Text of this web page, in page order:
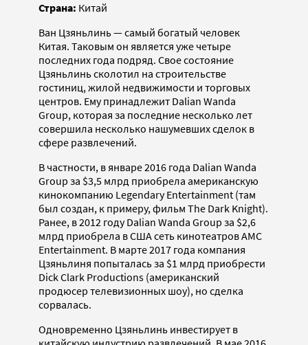
Страна: Китай
Ван Цзяньлинь — самый богатый человек
Китая. Таковым он является уже четыре
последних года подряд. Свое состояние
Цзяньлинь сколотил на строительстве
гостиниц, жилой недвижимости и торговых
центров. Ему принадлежит Dalian Wanda
Group, которая за последние несколько лет
совершила несколько нашумевших сделок в
сфере развлечений.
В частности, в январе 2016 года Dalian Wanda
Group за $3,5 млрд приобрела американскую
кинокомпанию Legendary Entertainment (там
был создан, к примеру, фильм The Dark Knight).
Ранее, в 2012 году Dalian Wanda Group за $2,6
млрд приобрела в США сеть кинотеатров AMC
Entertainment. В марте 2017 года компания
Цзяньлиня попыталась за $1 млрд приобрести
Dick Clark Productions (американский
продюсер телевизионных шоу), но сделка
сорвалась.
Одновременно Цзяньлинь инвестирует в